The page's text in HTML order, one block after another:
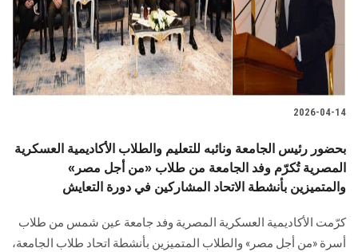
2026-04-14
بحضور رئيس الجامعة ونائبه للتعليم والطلاب الأكاديمية العسكرية
المصرية تُكرّم وفد الجامعة من طلاب «من أجل مصر»
والمتميزين بأنشطة الاتحاد المشاركين في دورة التعايش
كرّمت الأكاديمية العسكرية المصرية وفد جامعة عين شمس من طلاب
أسرة «من أجل مصر» والطلاب المتميزين بأنشطة اتحاد طلاب الجامعة،